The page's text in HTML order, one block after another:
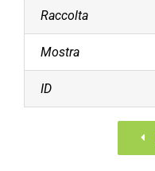
Raccolta
Mostra
ID